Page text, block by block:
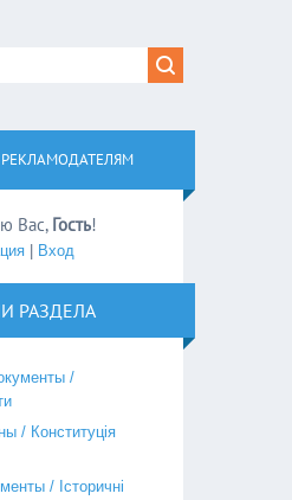
РЕКЛАМОДАТЕЛЯМ
Вас, Гость!
| Вход
РАЗДЕЛА
/
/ Конституція
/ Історичні